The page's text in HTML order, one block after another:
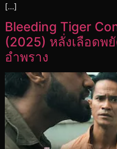
[…]
Bleeding Tiger
(2025) หลั่งเลือดพ
อำพราง